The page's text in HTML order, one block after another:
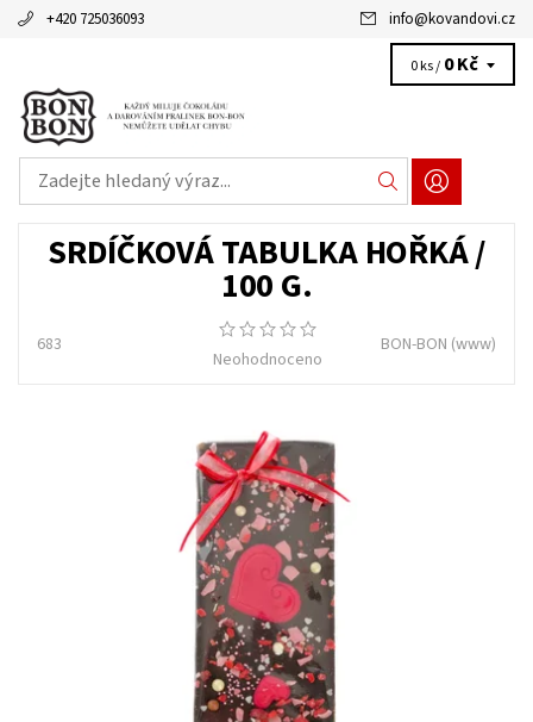
+420 725036093 info@kovandovi.cz
0 ks / 0 Kč
SRDÍČKOVÁ TABULKA HOŘKÁ /
100 G.
683
Neohodnoceno
BON-BON (www)